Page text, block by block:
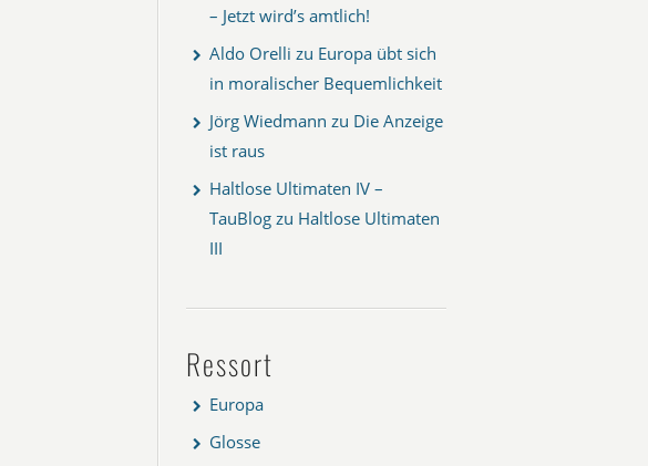
– Jetzt wird’s amtlich!
Aldo Orelli zu Europa übt sich
in moralischer Bequemlichkeit
Jörg Wiedmann zu Die Anzeige
ist raus
Haltlose Ultimaten IV –
TauBlog zu Haltlose Ultimaten
III
Ressort
Europa
Glosse